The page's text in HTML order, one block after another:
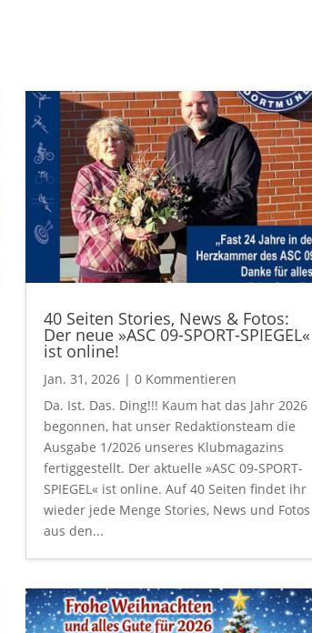
40 Seiten Stories, News & Fotos:
Der neue »ASC 09-SPORT-SPIEGEL«
ist online!
Jan. 31, 2026| 0 Kommentieren
Da. Ist. Das. Ding!!! Kaum hat das Jahr 2026
begonnen, hat unser Redaktionsteam die
Ausgabe 1/2026 unseres Klubmagazins
fertiggestellt. Der aktuelle »ASC 09-SPORT-
SPIEGEL« ist online. Auf 40 Seiten findet ihr
wieder jede Menge Stories, News und Fotos
aus den...